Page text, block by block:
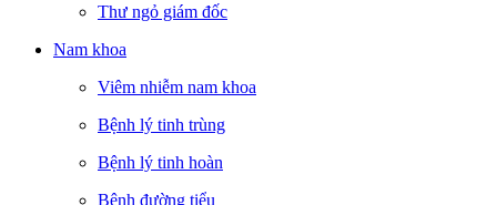
Thư ngỏ giám đốc
Nam khoa
Viêm nhiễm nam khoa
Bệnh lý tinh trùng
Bệnh lý tinh hoàn
Bệnh đường tiểu